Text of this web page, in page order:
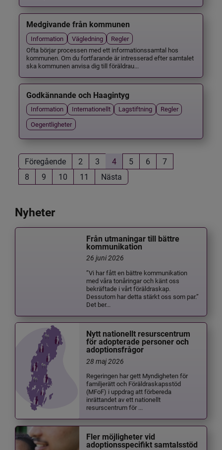
Medgivande från kommunen
Information Vägledning
Regler
Ofta börjar processen med ett informationssamtal hos
kommunen. Om du fortfarande är intresserad efter samtalet
ska kommunen anvisa dig till föräldrau...
Godkännande och Haagintyg
Information Internationellt Lagstiftning
Regler
Oegentligheter
Föregående 2 3 4 5 6
7
8
9 10 11 Nästa
Nyheter
Från utmaningar till bättre
kommunikation
26 juni 2026
”Vi har fått en bättre kommunikation
med våra tonåringar och känt oss
bekräftade i vårt föräldraskap.
Dessutom har detta stärkt oss som par.”
Det ber...
Nytt nationellt resurscentrum
för adopterade personer och
adoptionsfrågor
28 maj 2026
Regeringen har gett Myndigheten för
familjerätt och Föräldraskapsstöd
(MFoF) i uppdrag att förbereda
inrättandet av ett nationellt
resurscentrum för ...
Fler möjligheter vid
adoptionsspecifikt samtalsstöd